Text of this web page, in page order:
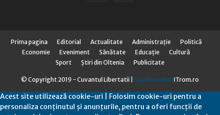
Prima pagina Editorial Actualitate Administraţie
Politică
Economie
Eveniment Sănătate Educaţie
Cultură
Sport
Știri din Oltenia Publicitate
© Copyright 2019 - Cuvantul Libertatii | Gazduire Web ITrom.ro
Acest site utilizează cookie-uri | Folosim cookie-uri pentru a
personaliza conținutul și anunțurile, pentru a oferi funcții de